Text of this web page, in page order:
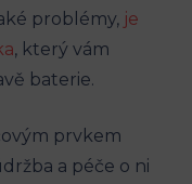
problémy, je
, který vám
baterie.
prvkem
a péče o ni